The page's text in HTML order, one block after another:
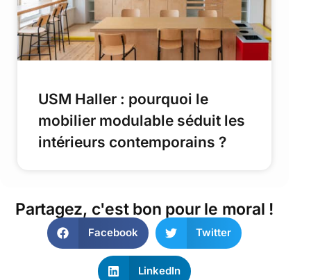
USM Haller : pourquoi le
mobilier modulable séduit les
intérieurs contemporains ?
Partagez, c'est bon pour le moral !
Facebook Twitter
LinkedIn